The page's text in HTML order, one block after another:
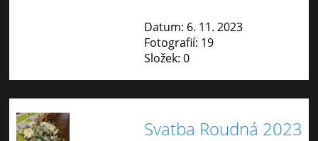
Datum: 6. 11. 2023
Fotografií: 19
Složek: 0
Svatba Roudná 2023